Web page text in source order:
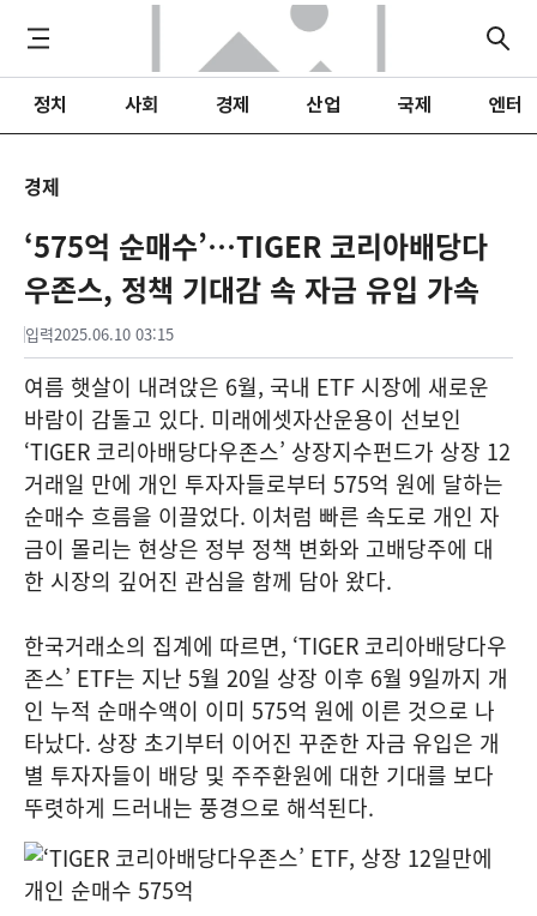
정치 사회 경제 산업 국제 엔터
경제
‘575억 순매수’…TIGER 코리아배당다
우존스, 정책 기대감 속 자금 유입 가속
입력2025.06.10 03:15
여름 햇살이 내려앉은 6월, 국내 ETF 시장에 새로운
바람이 감돌고 있다. 미래에셋자산운용이 선보인
‘TIGER 코리아배당다우존스’ 상장지수펀드가 상장 12
거래일 만에 개인 투자자들로부터 575억 원에 달하는
순매수 흐름을 이끌었다. 이처럼 빠른 속도로 개인 자
금이 몰리는 현상은 정부 정책 변화와 고배당주에 대
한 시장의 깊어진 관심을 함께 담아 왔다.
한국거래소의 집계에 따르면, ‘TIGER 코리아배당다우
존스’ ETF는 지난 5월 20일 상장 이후 6월 9일까지 개
인 누적 순매수액이 이미 575억 원에 이른 것으로 나
타났다. 상장 초기부터 이어진 꾸준한 자금 유입은 개
별 투자자들이 배당 및 주주환원에 대한 기대를 보다
뚜렷하게 드러내는 풍경으로 해석된다.